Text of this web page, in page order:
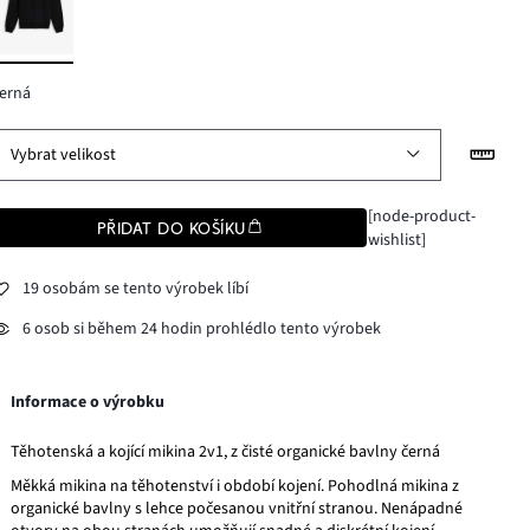
Vybrat velikost
PŘIDAT DO KOŠÍKU
[node-product-
wishlist]
19 osobám se tento výrobek líbí
6 osob si během 24 hodin prohlédlo tento výrobek
Informace o výrobku
Těhotenská a kojící mikina 2v1, z čisté organické bavlny černá
Měkká mikina na těhotenství i období kojení. Pohodlná mikina z
organické bavlny s lehce počesanou vnitřní stranou. Nenápadné